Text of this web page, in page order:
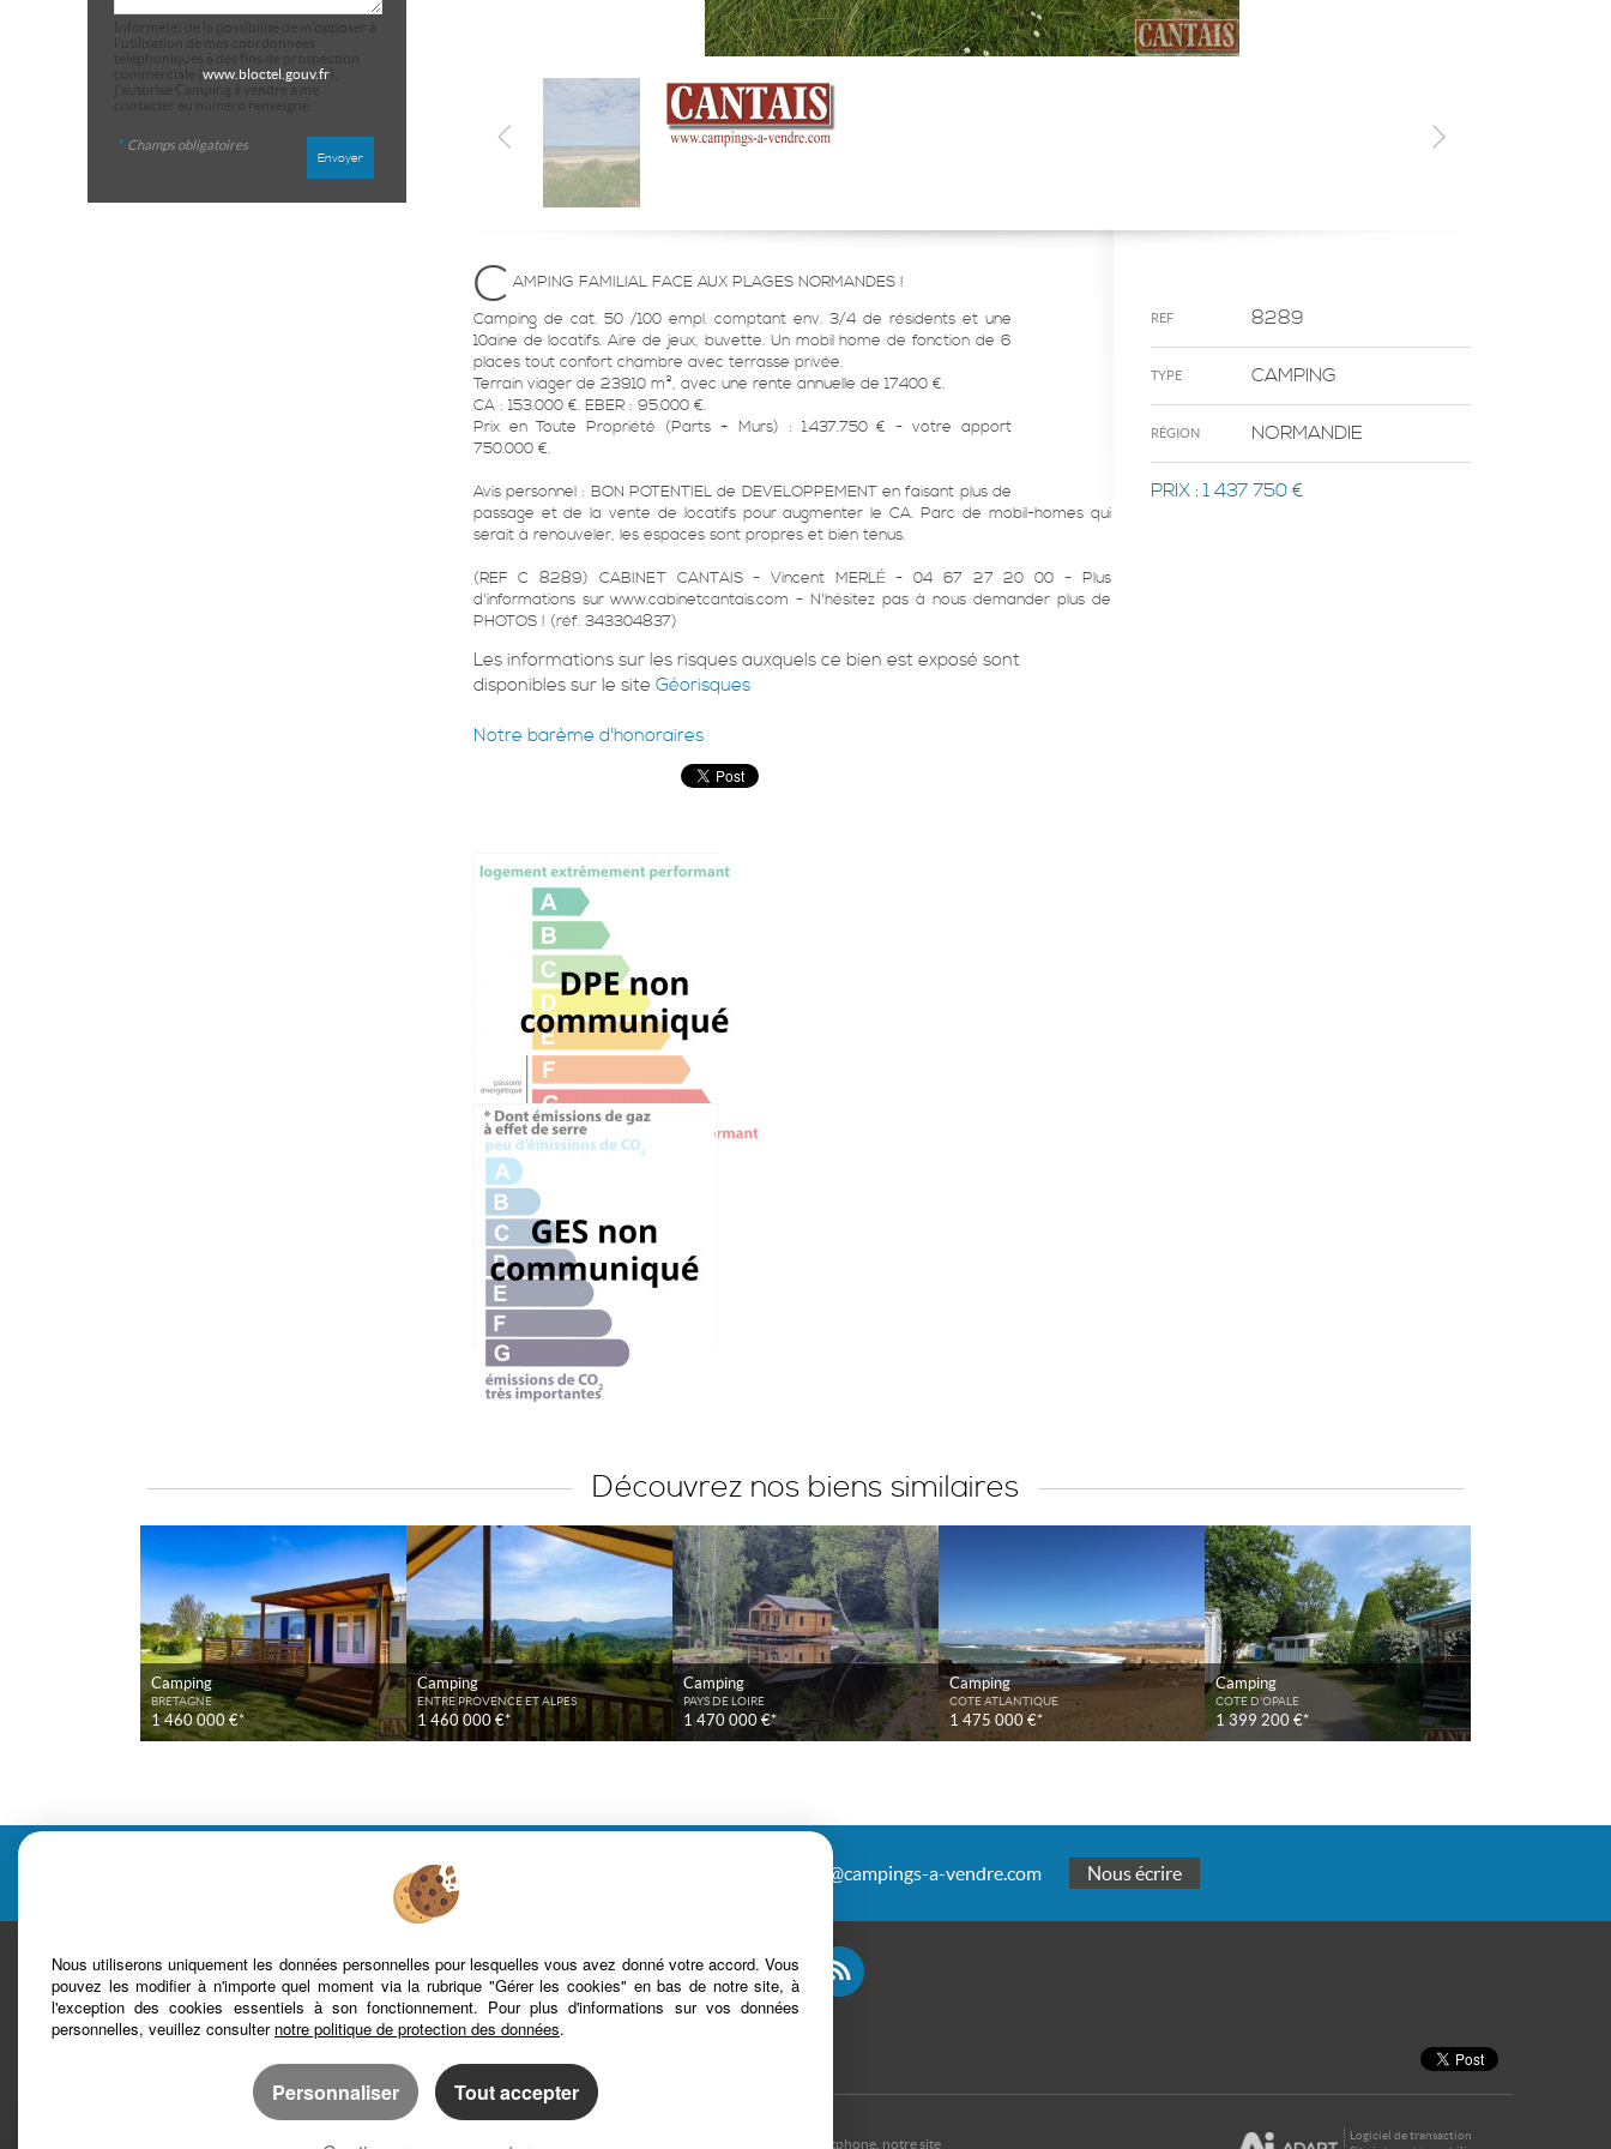
REF 8289
TYPE CAMPING
RÉGION NORMANDIE
PRIX : 1 437 750 €
C AMPING FAMILIAL FACE AUX PLAGES NORMANDES !
Camping de cat. 50 /100 empl. comptant env. 3/4 de résidents et une
10aine de locatifs. Aire de jeux, buvette. Un mobil home de fonction de 6
places tout confort chambre avec terrasse privée.
Terrain viager de 23910 m², avec une rente annuelle de 17400 €.
CA : 153.000 €. EBER : 95.000 €.
Prix en Toute Propriété (Parts + Murs) : 1.437.750 € - votre apport
750.000 €.
Avis personnel : BON POTENTIEL de DEVELOPPEMENT en faisant plus de
passage et de la vente de locatifs pour augmenter le CA. Parc de mobil-homes qui
serait à renouveler, les espaces sont propres et bien tenus.
(REF C 8289) CABINET CANTAIS - Vincent MERLÉ - 04 67 27 20 00 - Plus
d'informations sur www.cabinetcantais.com - N'hésitez pas à nous demander plus de
PHOTOS ! (réf. 343304837)
Les informations sur les risques auxquels ce bien est exposé sont
disponibles sur le site Géorisques
Notre barème d'honoraires
commerciale (www.bloctel.gouv.fr
* Champs obligatoires
Découvrez nos biens similaires
Camping
BRETAGNE
1 460 000 €*
Camping
ENTRE PROVENCE ET ALPES
1 460 000 €*
Camping
PAYS DE LOIRE
1 470 000 €*
Camping
COTE ATLANTIQUE
1 475 000 €*
Camping
COTE D'OPALE
1 399 200 €*
Cabinet Cantais infos@campings-a-vendre.com Nous écrire
Afin de vous offrir un confort de lecture permanent, depuis votre PC, votre tablette ou votre smartphone, notre site
Logiciel de transaction
Nous utiliserons uniquement les données personnelles pour lesquelles vous avez donné votre accord. Vous
pouvez les modifier à n'importe quel moment via la rubrique "Gérer les cookies" en bas de notre site, à
l'exception des cookies essentiels à son fonctionnement. Pour plus d'informations sur vos données
personnelles, veuillez consulter notre politique de protection des données.
Personnaliser Tout accepter